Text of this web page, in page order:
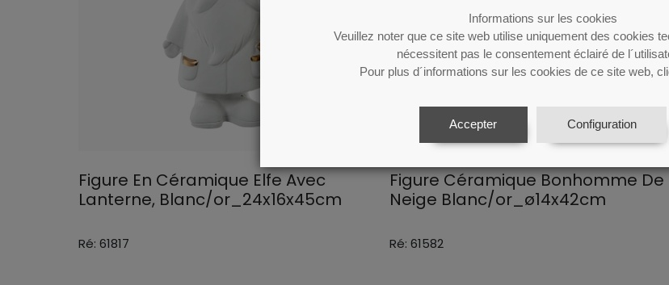
Informations sur les cookies
Veuillez noter que ce site web utilise uniquement des cookies
nécessitent pas le consentement éclairé de
Pour plus d´informations sur les cookies de ce site web,
Accepter Configuration
Figure En Céramique Elfe Avec
Lanterne, Blanc/or_24x16x45cm
Ré: 61817
Figure Céramique Bonhomme De
Neige Blanc/or_ø14x42cm
Ré: 61582